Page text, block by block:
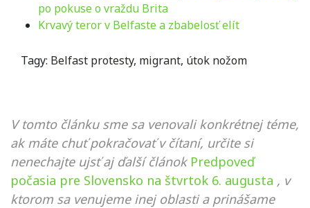
po pokuse o vraždu Brita
Krvavý teror v Belfaste a zbabelosť elít
Tagy: Belfast protesty, migrant, útok nožom
V tomto článku sme sa venovali konkrétnej téme,
ak máte chuť pokračovať v čítaní, určite si
nenechajte ujsť aj ďalší článok Predpoveď
počasia pre Slovensko na štvrtok 6. augusta , v
ktorom sa venujeme inej oblasti a prinášame